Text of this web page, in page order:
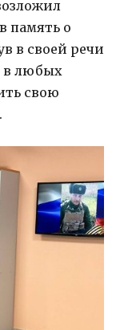
память о
в своей речи
в любых
свою